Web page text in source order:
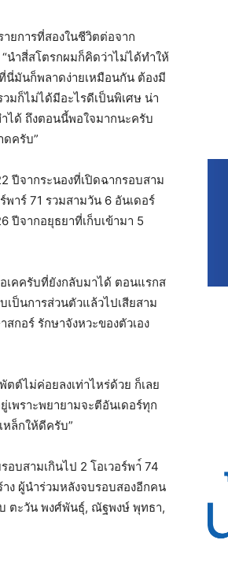
ยการที่สองในชีวิตต่อจาก
นำสี่สโตรกผมก็คิดว่าไม่ได้ทำให้
นี่มันก็พลาดง่ายเหมือนกัน ต้องมี
มก็ไม่ได้มีอะไรดีเป็นพิเศษ น่า
ได้ ถึงตอนนี้พอใจมากนะครับ
ดครับ”
ปีจากระนองที่เปิดฉากรอบสาม
พาร์ 71 รวมสามวัน 6 อันเดอร์
ปีจากอยุธยาที่เก็บเข้ามา 5
เคครับที่ยังกลับมาได้ ตอนแรกส
ป็นการส่วนตัวแล้วไปเสียสาม
กอร์ รักษาจังหวะของตัวเอง
ต์ไม่ค่อยลงเท่าไหร่ด้วย ก็เลย
พราะพยายามจะตีอันเดอร์ทุก
ล็กให้ดีครับ”
บสามเกินไป 2 โอเวอร์พา์ 74
ง ผู้นำร่วมหลังจบรอบสองอีกคน
ตะวัน พงศ์พันธุ์, ณัฐพงษ์ พุทธา,